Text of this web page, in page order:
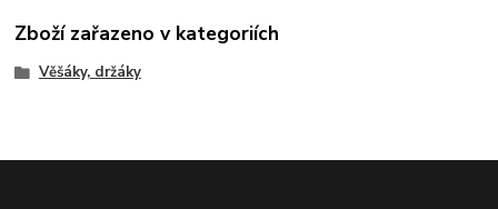
Zboží zařazeno v kategoriích
Věšáky, držáky